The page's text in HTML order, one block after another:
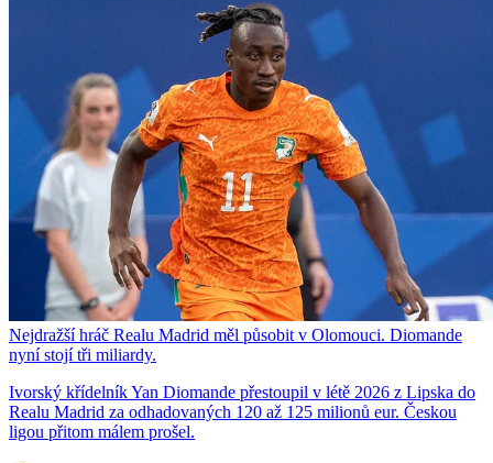
Nejdražší hráč Realu Madrid měl působit v Olomouci. Diomande
nyní stojí tři miliardy.
Ivorský křídelník Yan Diomande přestoupil v létě 2026 z Lipska do
Realu Madrid za odhadovaných 120 až 125 milionů eur. Českou
ligou přitom málem prošel.